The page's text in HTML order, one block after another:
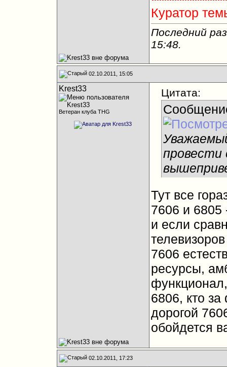
Куратор
Последний
15:48.
02.10.2011, 15:05
Krest33
Ветеран клуба THG
Цитата:
провести
Тут все
7606 и 6805
и если
7606
ресурсы,
6806, кто
дорогой
обойдется
02.10.2011, 17:23